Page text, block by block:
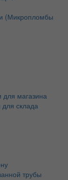
(Микропломбы
для магазина
склада
трубы